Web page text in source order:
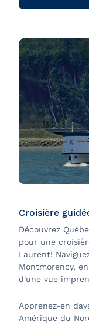
Croisière
Découvrez
pour une
Laurent!
Montmorency,
d'une vue
Apprenez-en
Amérique du